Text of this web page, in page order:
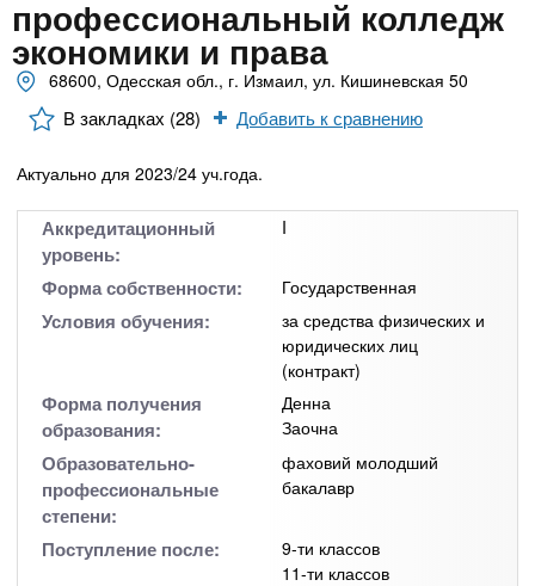
n
t
s
.
n
o
х
з
а
д
е
Онлайн курсы
профессиональный колледж
экономики и права
68600, Одесская обл., г. Измаил, ул. Кишиневская 50
В закладках (28) Добавить к сравнению
Актуально для 2023/24 уч.года.
Аккредитационный
уровень:
I
Форма собственности: Государственная
Условия обучения:
за средства физических и
юридических лиц
(контракт)
Форма получения
образования:
Денна
Заочна
Образовательно-
профессиональные
степени:
фаховий молодший
бакалавр
Поступление после:
9-ти классов
11-ти классов